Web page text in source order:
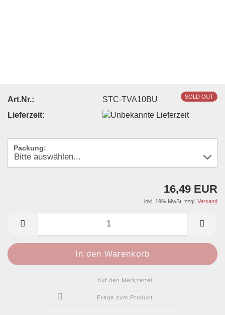
SOLD OUT
Art.Nr.:
STC-TVA10BU
Lieferzeit:
Packung:
16,49 EUR
inkl. 19% MwSt. zzgl. Versand
Auf den Merkzettel
Frage zum Produkt